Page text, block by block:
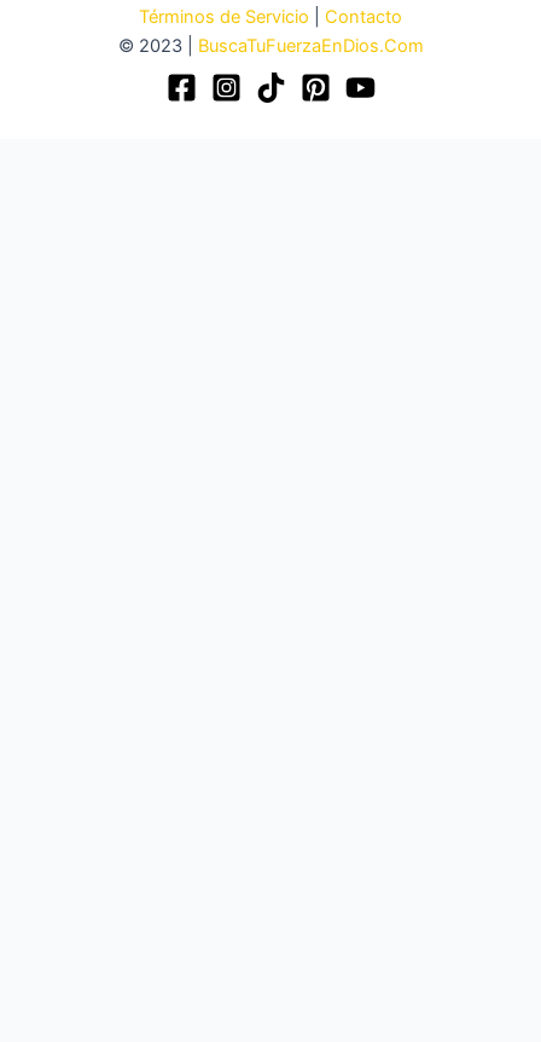
Términos de Servicio
Contacto
© 2023 | BuscaTuFuerzaEnDios.Com